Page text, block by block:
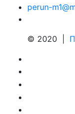
perun-
© 2020 |